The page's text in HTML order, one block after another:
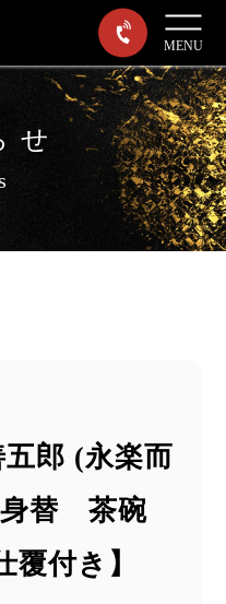
MENU
せ
五郎 (永楽而
替 茶碗
覆付き】